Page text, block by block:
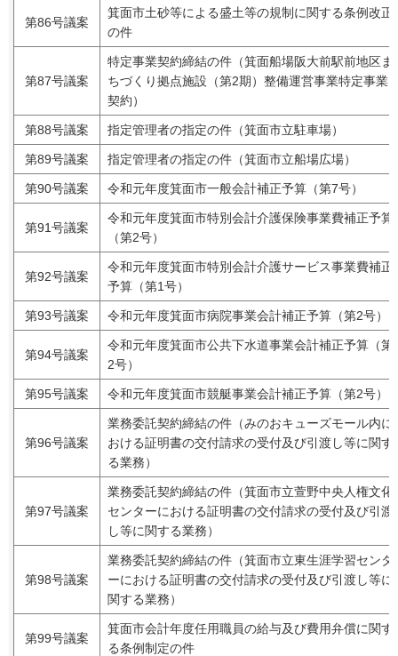
第86号議案
箕面市土砂等による盛土等の規制に関する条例改正
の件
第87号議案
特定事業契約締結の件（箕面船場阪大前駅前地区ま
ちづくり拠点施設（第2期）整備運営事業特定事業
契約）
第88号議案 指定管理者の指定の件（箕面市立駐車場）
第89号議案 指定管理者の指定の件（箕面市立船場広場）
第90号議案 令和元年度箕面市一般会計補正予算（第7号）
第91号議案
令和元年度箕面市特別会計介護保険事業費補正予算
（第2号）
第92号議案
令和元年度箕面市特別会計介護サービス事業費補正
予算（第1号）
第93号議案 令和元年度箕面市病院事業会計補正予算（第2号）
第94号議案
令和元年度箕面市公共下水道事業会計補正予算（第
2号）
第95号議案 令和元年度箕面市競艇事業会計補正予算（第2号）
第96号議案
業務委託契約締結の件（みのおキューズモール内に
おける証明書の交付請求の受付及び引渡し等に関す
る業務）
第97号議案
業務委託契約締結の件（箕面市立萱野中央人権文化
センターにおける証明書の交付請求の受付及び引渡
し等に関する業務）
第98号議案
業務委託契約締結の件（箕面市立東生涯学習センタ
ーにおける証明書の交付請求の受付及び引渡し等に
関する業務）
第99号議案
箕面市会計年度任用職員の給与及び費用弁償に関す
る条例制定の件